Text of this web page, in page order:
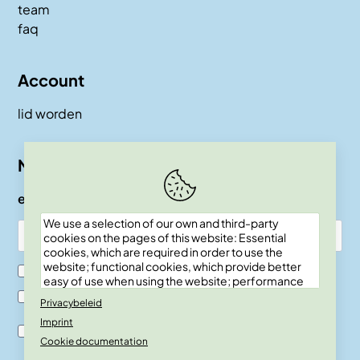
We use a selection of our own and third-party
cookies on the pages of this website: Essential
cookies, which are required in order to use the
website; functional cookies, which provide better
easy of use when using the website; performance
data on website use and statistics; and marketing
cookies, which are used to display relevant
content and advertising. If you choose "ACCEPT
Privacybeleid
Imprint
Cookie documentation
team
faq
Account
lid worden
Nieuwsbrief
e-mail
Ik ben SKEPP lid
Ik ben geen SKEPP lid
Ik ben akkoord met de verwerkingsvoor-waarden en
privacy policy.